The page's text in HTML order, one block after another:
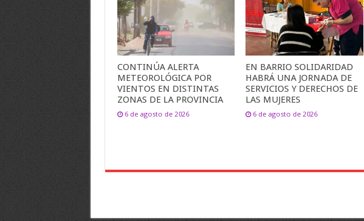
CONTINÚA ALERTA
METEOROLÓGICA POR
VIENTOS EN DISTINTAS
ZONAS DE LA PROVINCIA
6 de agosto de 2026
EN BARRIO SOLIDARIDAD
HABRÁ UNA JORNADA DE
SERVICIOS Y DERECHOS DE
LAS MUJERES
6 de agosto de 2026